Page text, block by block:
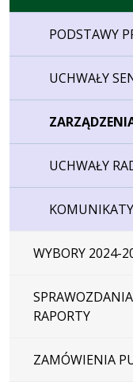
PODSTAWY
UCHWAŁY
UCHWAŁY
KOMUNIKATY
WYBORY 2024-
RAPORTY
ZAMÓWIENIA